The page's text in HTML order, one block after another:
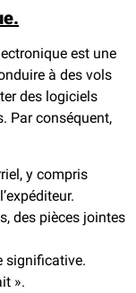
est une
à des vols
des logiciels
Par conséquent,
y compris
des pièces jointes
significative.
».